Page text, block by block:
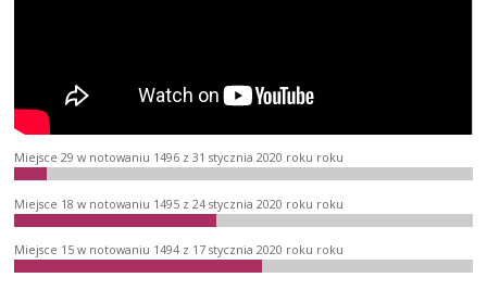
Miejsce 29 w notowaniu 1496 z 31 stycznia 2020 roku roku
Miejsce 18 w notowaniu 1495 z 24 stycznia 2020 roku roku
Miejsce 15 w notowaniu 1494 z 17 stycznia 2020 roku roku